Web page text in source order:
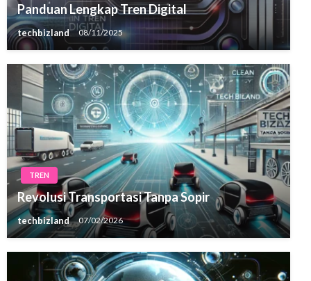
Panduan Lengkap Tren Digital
techbizland 08/11/2025
TREN
Revolusi Transportasi Tanpa Sopir
techbizland 07/02/2026